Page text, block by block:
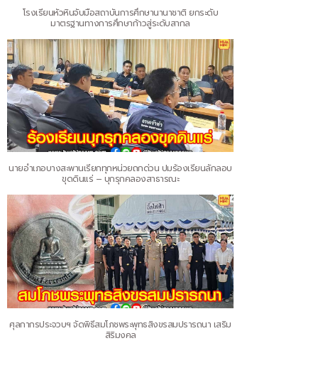
โรงเรียนหัวหินจับมือสถาบันการศึกษานานาชาติ ยกระดับ
มาตรฐานทางการศึกษาก้าวสู่ระดับสากล
นายอำเภอบางสะพานเรียกทุกหน่วยถกด่วน ปมร้องเรียนลักลอบ
ขุดดินแร่ – บุกรุกคลองสาธารณะ
ศุลกากรประจวบฯ จัดพิธีสมโภชพระพุทธสิงขรสมปรารถนา เสริม
สิริมงคล